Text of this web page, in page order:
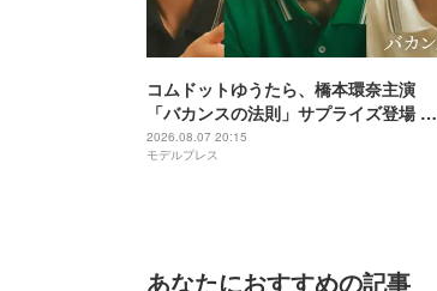
コムドットゆうたら、橋本環奈主演
「バカンスの法則」サプライズ登場 ひ
ゅうがは連ドラ初出演
2026.08.07 20:15
モデルプレス
あなたにおすすめの記事